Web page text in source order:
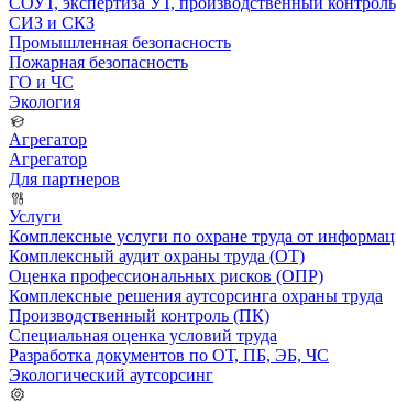
СИЗ и СКЗ
Промышленная безопасность
Пожарная безопасность
ГО и ЧС
Экология
Агрегатор
Агрегатор
Для партнеров
Услуги
Комплексные услуги по охране труда от
Комплексный аудит охраны труда (ОТ)
Оценка профессиональных рисков (ОПР)
Комплексные решения аутсорсинга охраны труда
Производственный контроль (ПК)
Специальная оценка условий труда
Разработка документов по ОТ, ПБ, ЭБ, ЧС
Экологический аутсорсинг